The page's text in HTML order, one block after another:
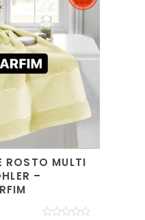
ROSTO MULTI
–